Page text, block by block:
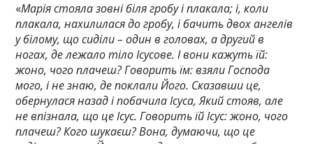
«Марія стояла зовні біля гробу і плакала; і, коли
плакала, нахилилася до гробу, і бачить двох ангелів
у білому, що сиділи – один в головах, а другий в
ногах, де лежало тіло Ісусове. І вони кажуть їй:
жоно, чого плачеш? Говорить їм: взяли Господа
мого, і не знаю, де поклали Його. Сказавши це,
обернулася назад і побачила Ісуса, Який стояв, але
не впізнала, що це Ісус. Говорить їй Ісус: жоно, чого
плачеш? Кого шукаєш? Вона, думаючи, що це